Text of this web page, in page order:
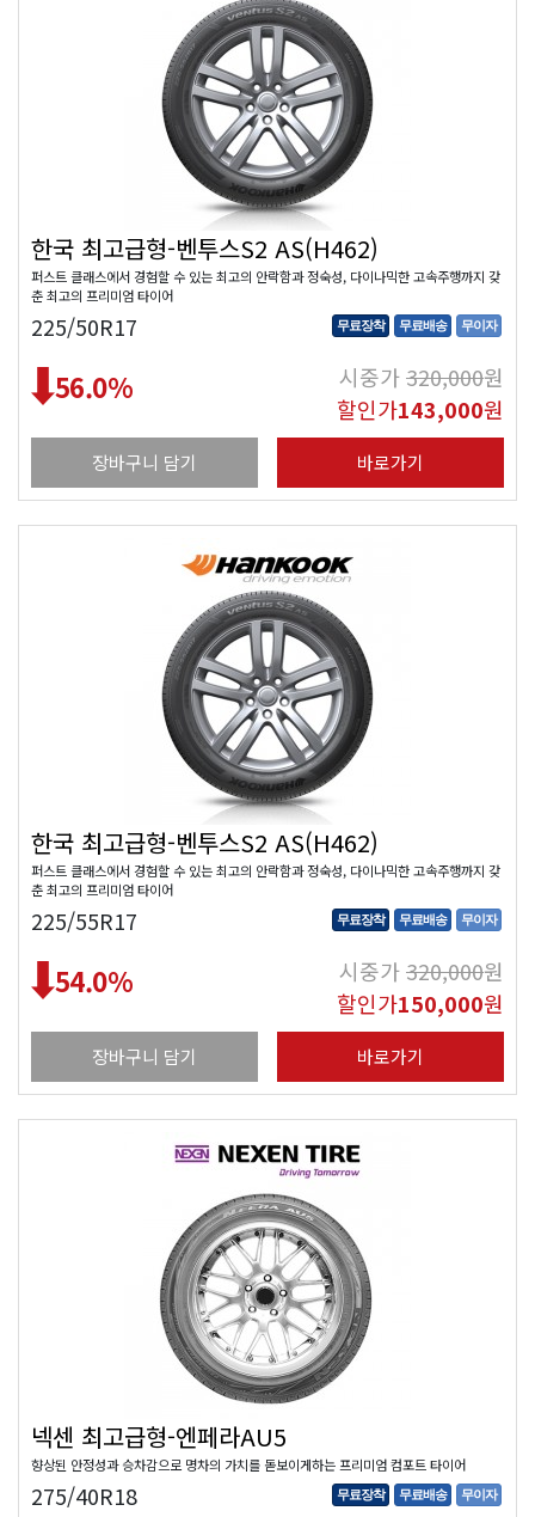
한국 최고급형-벤투스S2 AS(H462)
퍼스트 클래스에서 경험할 수 있는 최고의 안락함과 정숙성, 다이나믹한 고속주행까지 갖
춘 최고의 프리미엄 타이어
225/50R17 무료장착 무료배송 무이자
56.0% 시중가320,000원
할인가143,000원
장바구니 담기 바로가기
한국 최고급형-벤투스S2 AS(H462)
퍼스트 클래스에서 경험할 수 있는 최고의 안락함과 정숙성, 다이나믹한 고속주행까지 갖
춘 최고의 프리미엄 타이어
225/55R17 무료장착 무료배송 무이자
54.0% 시중가320,000원
할인가150,000원
장바구니 담기 바로가기
넥센 최고급형-엔페라AU5
향상된 안정성과 승차감으로 명차의 가치를 돋보이게하는 프리미엄 컴포트 타이어
275/40R18 무료장착 무료배송 무이자